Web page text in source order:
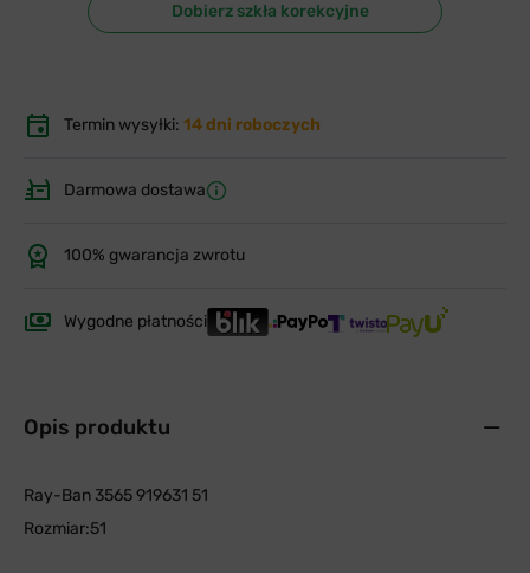
Dobierz szkła korekcyjne
Termin wysyłki: 14 dni roboczych
Darmowa dostawa
100% gwarancja zwrotu
Wygodne płatności
Opis produktu
Ray-Ban 3565 919631 51
Rozmiar:51